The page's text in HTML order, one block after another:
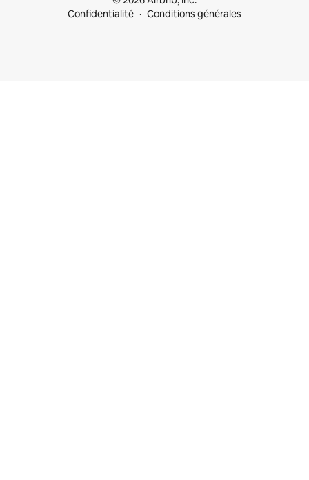
Confidentialité
Conditions générales